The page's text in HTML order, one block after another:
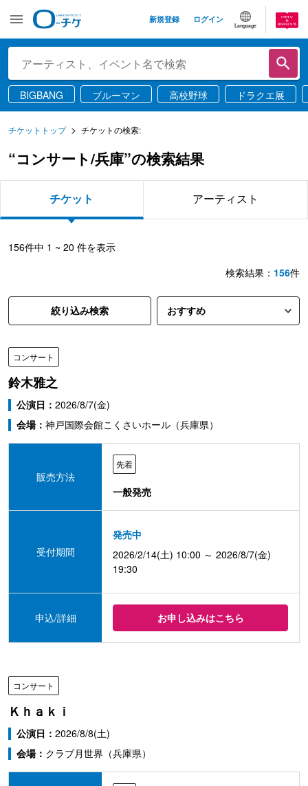
新規登録 ログイン
Language
BIGBANG ブルーマン 高校野球 ドラクエ展
チケットトップ チケットの検索:
“コンサート/兵庫”の検索結果
チケット アーティスト
156件中 1 ~ 20 件を表示
検索結果： 156件
絞り込み検索
コンサート
鈴木雅之
公演日： 2026/8/7(金)
会場： 神戸国際会館こくさいホール（兵庫県）
販売方法
先着
一般発売
受付期間
発売中
2026/2/14(土) 10:00 ～ 2026/8/7(金)
19:30
申込/詳細 お申し込みはこちら
コンサート
Ｋｈａｋｉ
公演日： 2026/8/8(土)
会場： クラブ月世界（兵庫県）